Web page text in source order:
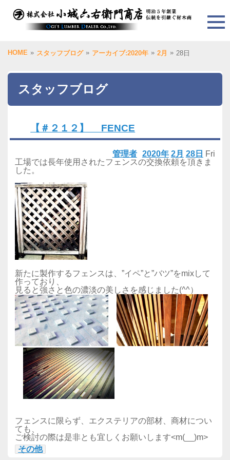
HOME » スタッフブログ » アーカイブ:2020年 » 2月 » 28日
スタッフブログ
【＃２１２】 FENCE
2020年 2月 28日 Fri
管理者
工場では長年使用されたフェンスの交換依頼を頂きま
した。
新たに製作するフェンスは、”イペ”と”バツ”をmixして
作っており、
見ると強さと色の濃淡の美しさを感じました(^^）
フェンスに限らず、エクステリアの部材、商材につい
ても、
ご検討の際は是非とも宜しくお願いします<m(__)m>
その他